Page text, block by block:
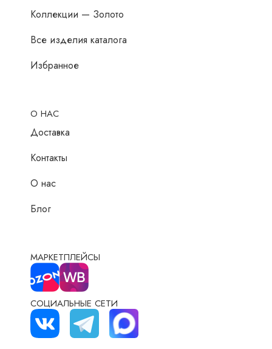
Коллекции — Золото
Все изделия каталога
Избранное
О НАС
Доставка
Контакты
О нас
Блог
МАРКЕТПЛЕЙСЫ
СОЦИАЛЬНЫЕ СЕТИ